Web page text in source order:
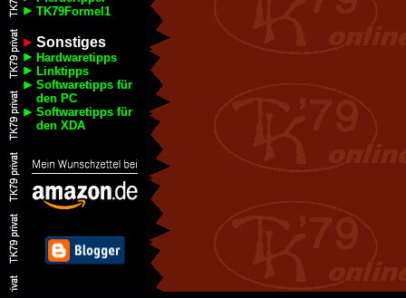
TK79Formel1
Sonstiges
Hardwaretipps
Linktipps
Softwaretipps für
den PC
Softwaretipps für
den XDA